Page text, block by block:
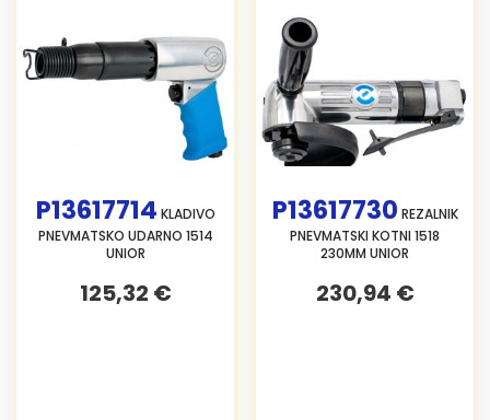
P13617714 KLADIVO
PNEVMATSKO UDARNO 1514
UNIOR
125,32 €
P13617730 REZALNIK
PNEVMATSKI KOTNI 1518
230MM UNIOR
230,94 €